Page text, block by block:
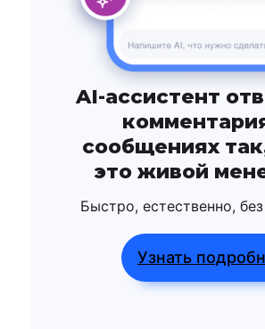
AI-ассистент
сообщениях
это живой
Быстро, естественно,
Узнать